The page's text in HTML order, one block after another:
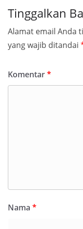
Tinggalkan
Alamat email Anda
yang wajib ditandai
Komentar*
Nama *